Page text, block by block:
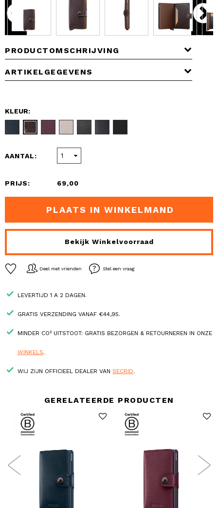
PRODUCTOMSCHRIJVING
ARTIKELGEGEVENS
KLEUR:
AANTAL:
PRIJS: 69,00
PLAATS IN WINKELMAND
Bekijk Winkelvoorraad
Deel met vrienden Stel een vraag
LEVERTIJD 1 A 2 DAGEN.
GRATIS VERZENDING VANAF €44,95.
MINDER CO² UITSTOOT: GRATIS BEZORGEN & RETOURNEREN IN ONZE
WINKELS.
WIJ ZIJN OFFICIEEL DEALER VAN SECRID.
GERELATEERDE PRODUCTEN